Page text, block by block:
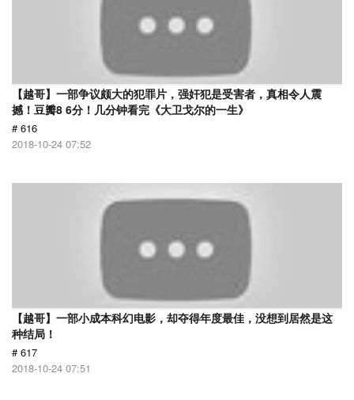
【越哥】一部争议颇大的犯罪片，强奸犯是受害者，真相令人震
撼！豆瓣8 6分！几分钟看完《大卫戈尔的一生》
# 616
2018-10-24 07:52
【越哥】一部小成本科幻电影，却夺得年度最佳，没想到居然是这
种结局！
# 617
2018-10-24 07:51